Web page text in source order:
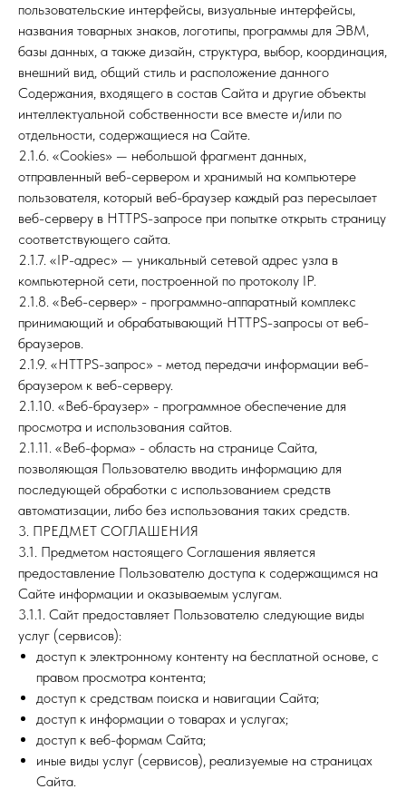
пользовательские интерфейсы, визуальные интерфейсы,
названия товарных знаков, логотипы, программы для ЭВМ,
базы данных, а также дизайн, структура, выбор, координация,
внешний вид, общий стиль и расположение данного
Содержания, входящего в состав Сайта и другие объекты
интеллектуальной собственности все вместе и/или по
отдельности, содержащиеся на Сайте.
2.1.6. «Cookies» — небольшой фрагмент данных,
отправленный веб-сервером и хранимый на компьютере
пользователя, который веб-браузер каждый раз пересылает
веб-серверу в HTTPS-запросе при попытке открыть страницу
соответствующего сайта.
2.1.7. «IP-адрес» — уникальный сетевой адрес узла в
компьютерной сети, построенной по протоколу IP.
2.1.8. «Веб-сервер» - программно-аппаратный комплекс
принимающий и обрабатывающий HTTPS-запросы от веб-
браузеров.
2.1.9. «HTTPS-запрос» - метод передачи информации веб-
браузером к веб-серверу.
2.1.10. «Веб-браузер» - программное обеспечение для
просмотра и использования сайтов.
2.1.11. «Веб-форма» - область на странице Сайта,
позволяющая Пользователю вводить информацию для
последующей обработки с использованием средств
автоматизации, либо без использования таких средств.
3. ПРЕДМЕТ СОГЛАШЕНИЯ
3.1. Предметом настоящего Соглашения является
предоставление Пользователю доступа к содержащимся на
Сайте информации и оказываемым услугам.
3.1.1. Сайт предоставляет Пользователю следующие виды
услуг (сервисов):
доступ к электронному контенту на бесплатной основе, с
правом просмотра контента;
доступ к средствам поиска и навигации Сайта;
доступ к информации о товарах и услугах;
доступ к веб-формам Сайта;
иные виды услуг (сервисов), реализуемые на страницах
Сайта.